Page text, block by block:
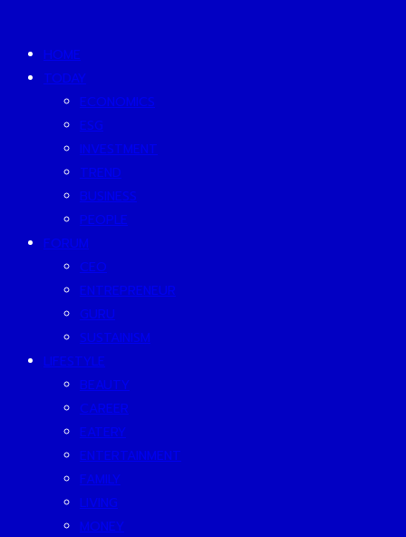
HOME
TODAY
ECONOMICS
ESG
INVESTMENT
TREND
BUSINESS
PEOPLE
FORUM
CEO
ENTREPRENEUR
GURU
SUSTAINISM
LIFESTYLE
BEAUTY
CAREER
EATERY
ENTERTAINMENT
FAMILY
LIVING
MONEY